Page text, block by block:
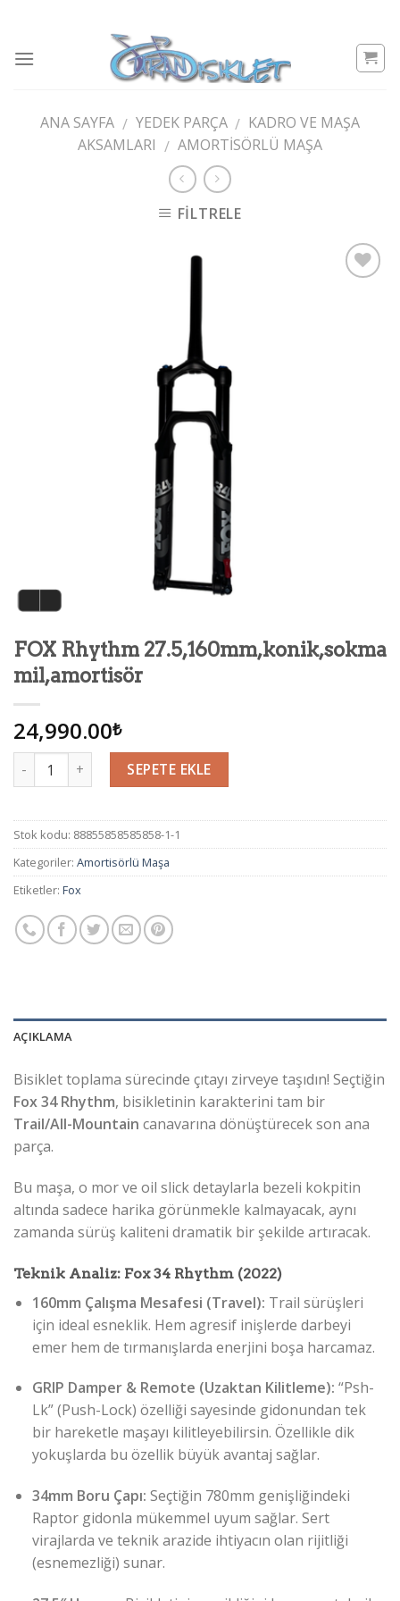
content
ANA SAYFA / YEDEK PARÇA / KADRO VE MAŞA
AKSAMLARI / AMORTISÖRLÜ MAŞA
FILTRELE
FOX Rhythm 27.5,160mm,konik,sokma
mil,amortisör
24,990.00₺
Miktar SEPETE EKLE
Stok kodu: 88855858585858-1-1
Kategoriler: Amortisörlü Maşa
Etiketler: Fox
AÇIKLAMA
Bisiklet toplama sürecinde çıtayı zirveye taşıdın! Seçtiğin
Fox 34 Rhythm, bisikletinin karakterini tam bir
Trail/All-Mountain canavarına dönüştürecek son ana
parça.
Bu maşa, o mor ve oil slick detaylarla bezeli kokpitin
altında sadece harika görünmekle kalmayacak, aynı
zamanda sürüş kaliteni dramatik bir şekilde artıracak.
Teknik Analiz: Fox 34 Rhythm (2022)
160mm Çalışma Mesafesi (Travel): Trail sürüşleri
için ideal esneklik. Hem agresif inişlerde darbeyi
emer hem de tırmanışlarda enerjini boşa harcamaz.
GRIP Damper & Remote (Uzaktan Kilitleme): “Psh-
Lk” (Push-Lock) özelliği sayesinde gidonundan tek
bir hareketle maşayı kilitleyebilirsin. Özellikle dik
yokuşlarda bu özellik büyük avantaj sağlar.
34mm Boru Çapı: Seçtiğin 780mm genişliğindeki
Raptor gidonla mükemmel uyum sağlar. Sert
virajlarda ve teknik arazide ihtiyacın olan rijitliği
(esnemezliği) sunar.